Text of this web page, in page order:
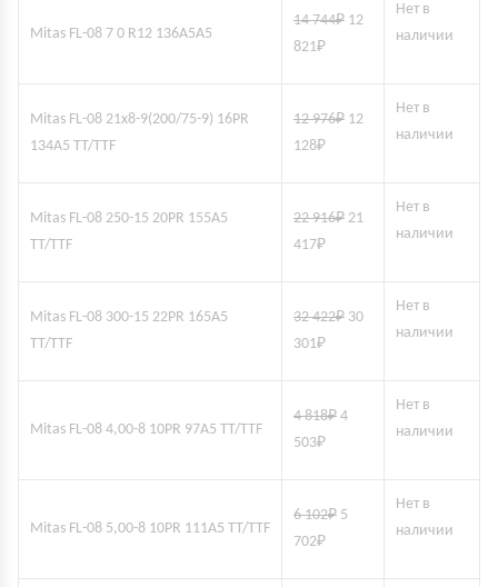
Mitas FL-08 7 0 R12 136A5A5
14 744₽ 12
821₽
Нет в
наличии
Mitas FL-08 21x8-9(200/75-9) 16PR
134A5 TT/TTF
12 976₽ 12
128₽
Нет в
наличии
Mitas FL-08 250-15 20PR 155A5
TT/TTF
22 916₽ 21
417₽
Нет в
наличии
Mitas FL-08 300-15 22PR 165A5
TT/TTF
32 422₽ 30
301₽
Нет в
наличии
Mitas FL-08 4,00-8 10PR 97A5 TT/TTF
4 818₽ 4
503₽
Нет в
наличии
Mitas FL-08 5,00-8 10PR 111A5 TT/TTF
6 102₽ 5
702₽
Нет в
наличии